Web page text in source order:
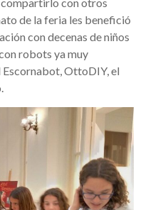
con otros
de la feria les benefició
con decenas de niños
robots ya muy
Escornabot, OttoDIY, el